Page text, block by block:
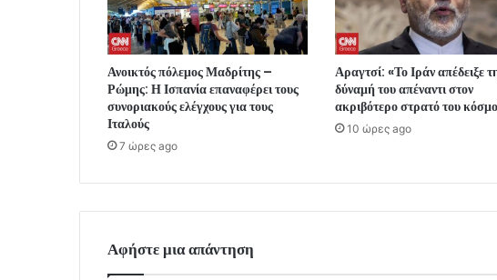
Ανοικτός πόλεμος Μαδρίτης –
Ρώμης: Η Ισπανία επαναφέρει τους
συνοριακούς ελέγχους για τους
Ιταλούς
7 ώρες ago
Αραγτσί: «Το Ιράν απέδειξε
δύναμή του απέναντι στον
ακριβότερο στρατό του
10 ώρες ago
Αφήστε μια απάντηση